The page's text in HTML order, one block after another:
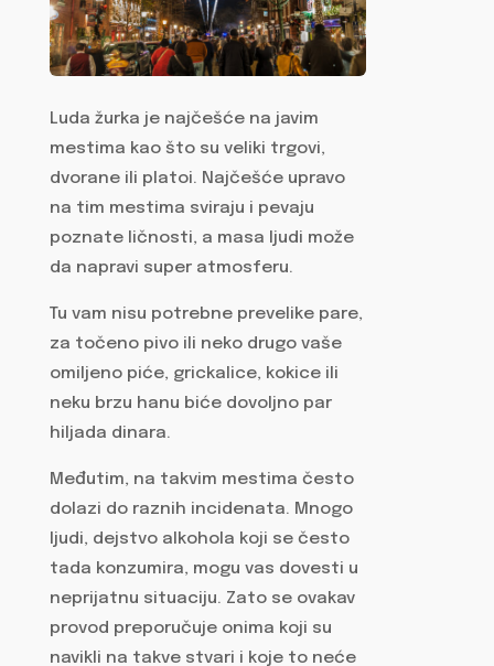
Luda žurka je najčešće na javim
mestima kao što su veliki trgovi,
dvorane ili platoi. Najčešće upravo
na tim mestima sviraju i pevaju
poznate ličnosti, a masa ljudi može
da napravi super atmosferu.
Tu vam nisu potrebne prevelike pare,
za točeno pivo ili neko drugo vaše
omiljeno piće, grickalice, kokice ili
neku brzu hanu biće dovoljno par
hiljada dinara.
Međutim, na takvim mestima često
dolazi do raznih incidenata. Mnogo
ljudi, dejstvo alkohola koji se često
tada konzumira, mogu vas dovesti u
neprijatnu situaciju. Zato se ovakav
provod preporučuje onima koji su
navikli na takve stvari i koje to neće